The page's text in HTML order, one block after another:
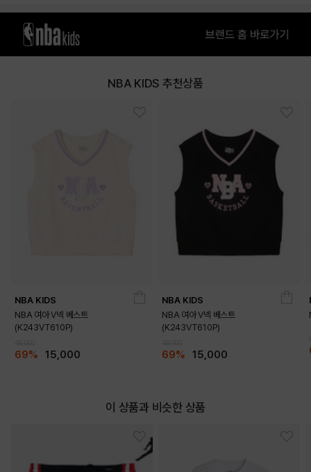
NBA KIDS 추천상품
NBA KIDS
NBA 여아 V넥 베스트
(K243VT610P)
69% 15,000
NBA KIDS
NBA 여아 V넥 베스트
(K243VT610P)
69% 15,000
이 상품과 비슷한 상품